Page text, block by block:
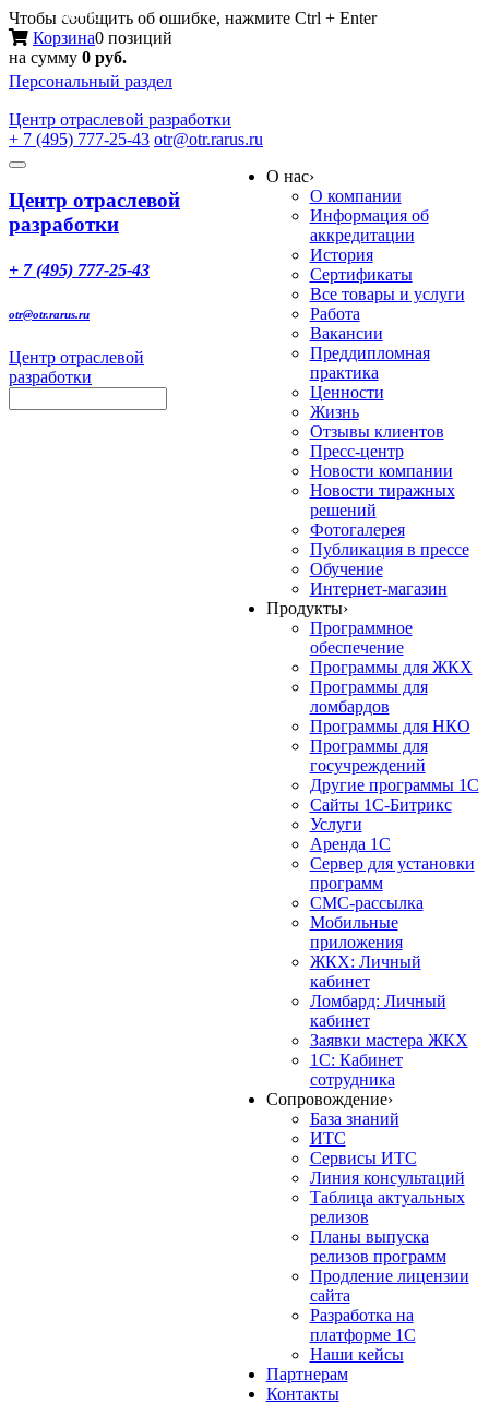
Чтобы сообщить об ошибке, нажмите Ctrl + Enter
Корзина0 позиций
на сумму 0 руб.
Персональный раздел
Центр отраслевой разработки
+ 7 (495) 777-25-43 otr@otr.rarus.ru
Toggle
Меню
Центр отраслевой
разработки
+ 7 (495) 777-25-43
otr@otr.rarus.ru
Центр отраслевой
разработки
О нас›
О компании
Информация об
аккредитации
История
Сертификаты
Все товары и услуги
Работа
Вакансии
Преддипломная
практика
Ценности
Жизнь
Отзывы клиентов
Пресс-центр
Новости компании
Новости тиражных
решений
Фотогалерея
Публикация в прессе
Обучение
Интернет-магазин
Продукты›
Программное
обеспечение
Программы для ЖКХ
Программы для
ломбардов
Программы для НКО
Программы для
госучреждений
Другие программы 1С
Сайты 1С-Битрикс
Услуги
Аренда 1С
Сервер для установки
программ
СМС-рассылка
Мобильные
приложения
ЖКХ: Личный
кабинет
Ломбард: Личный
кабинет
Заявки мастера ЖКХ
1С: Кабинет
сотрудника
Сопровождение›
База знаний
ИТС
Сервисы ИТС
Линия консультаций
Таблица актуальных
релизов
Планы выпуска
релизов программ
Продление лицензии
сайта
Разработка на
платформе 1С
Наши кейсы
Партнерам
Контакты